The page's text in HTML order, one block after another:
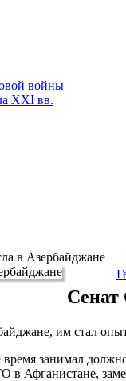
войны
XXI вв.
в Азербайджане
Сенат
им стал
время занимал
в Афганистане,